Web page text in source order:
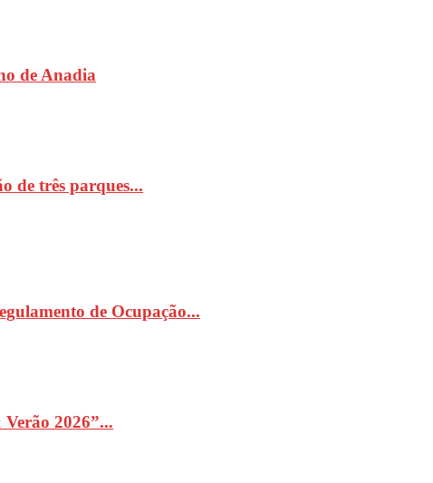
de Anadia
de três parques...
de Ocupação...
2026”...